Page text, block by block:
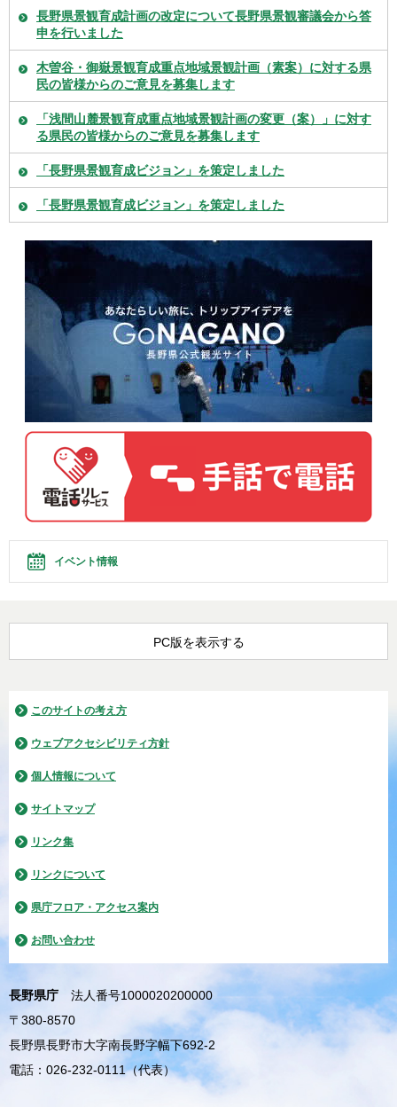
長野県景観育成計画の改定について長野県景観審議会から答
申を行いました
木曽谷・御嶽景観育成重点地域景観計画（素案）に対する県
民の皆様からのご意見を募集します
「浅間山麓景観育成重点地域景観計画の変更（案）」に対す
る県民の皆様からのご意見を募集します
「長野県景観育成ビジョン」を策定しました
「長野県景観育成ビジョン」を策定しました
イベント情報
PC版を表示する
このサイトの考え方
ウェブアクセシビリティ方針
個人情報について
サイトマップ
リンク集
リンクについて
県庁フロア・アクセス案内
お問い合わせ
長野県庁
法人番号1000020200000
〒380-8570
長野県長野市大字南長野字幅下692-2
電話：026-232-0111（代表）